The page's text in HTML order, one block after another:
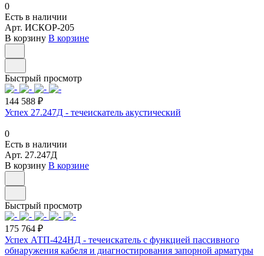
0
Есть в наличии
Арт. ИСКОР-205
В корзину В корзине
Быстрый просмотр
144 588 ₽
Успех 27.247Д - течеискатель акустический
0
Есть в наличии
Арт. 27.247Д
В корзину В корзине
Быстрый просмотр
175 764 ₽
Успех АТП-424НД - течеискатель с функцией пассивного
обнаружения кабеля и диагностирования запорной арматуры